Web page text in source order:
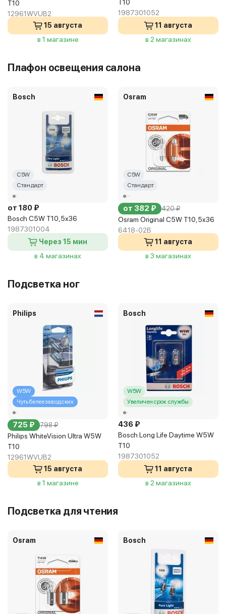
T10
12961WVUB2
15 августа
в 1 магазине
T10
1987301052
11 августа
в 2 магазинах
Плафон освещения салона
Bosch
C5W
Стандарт
от 180 ₽
Bosch C5W T10,5x36
1987301004
Через 15 мин
в 4 магазинах
Osram
C5W
Стандарт
от 382 ₽ 420 ₽
Osram Original C5W T10,5x36
6418-02B
11 августа
в 3 магазинах
Подсветка ног
Philips
W5W
Чуть белее заводских
725 ₽ 798 ₽
Philips WhiteVision Ultra W5W
T10
12961WVUB2
15 августа
в 1 магазине
Bosch
W5W
Увеличен срок службы
436 ₽
Bosch Long Life Daytime W5W
T10
1987301052
11 августа
в 2 магазинах
Подсветка для чтения
Osram Bosch